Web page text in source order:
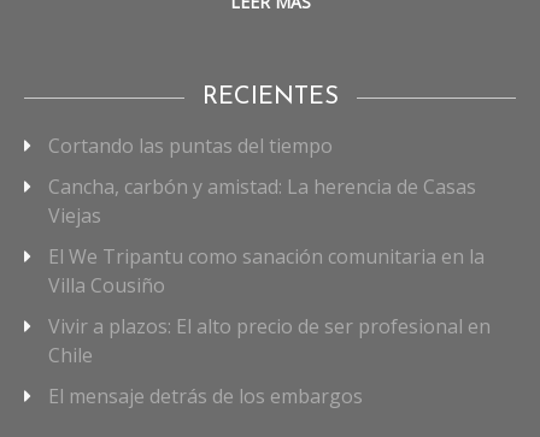
RECIENTES
Cortando las puntas del tiempo
Cancha, carbón y amistad: La herencia de Casas
Viejas
El We Tripantu como sanación comunitaria en la
Villa Cousiño
Vivir a plazos: El alto precio de ser profesional en
Chile
El mensaje detrás de los embargos